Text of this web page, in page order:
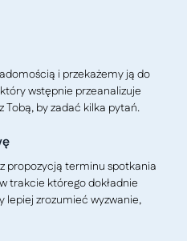
i przekażemy ją do
wstępnie przeanalizuje
Tobą, by zadać kilka pytań.
propozycją terminu spotkania
trakcie którego dokładnie
lepiej zrozumieć wyzwanie,